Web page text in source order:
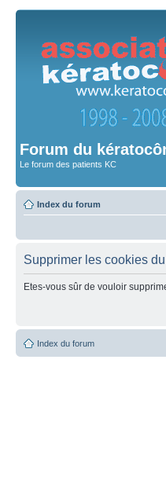
Forum du
Le forum des patients KC
Index du forum
Supprimer les cookies
Etes-vous sûr de vouloir
Index du forum